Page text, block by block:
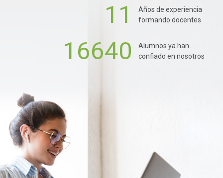
11
Años de experiencia
formando docentes
16640
Alumnos ya han
confiado en nosotros